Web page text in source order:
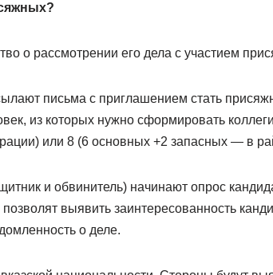
о рассмотрении его дела с участием
письма с приглашением стать
из которых нужно сформировать
или 8 (6 основных +2 запасных — в
и обвинитель) начинают опрос
выявить заинтересованность
о деле.